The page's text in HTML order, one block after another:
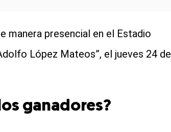
manera presencial en el Estadio
López Mateos”, el jueves 24 de
ganadores?